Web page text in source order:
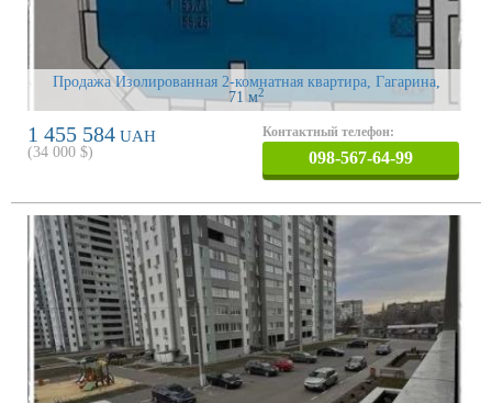
Продажа Изолированная 2-комнатная квартира, Гагарина,
71 м2
1 455 584 UAH
(34 000 $)
Контактный телефон:
098-567-64-99